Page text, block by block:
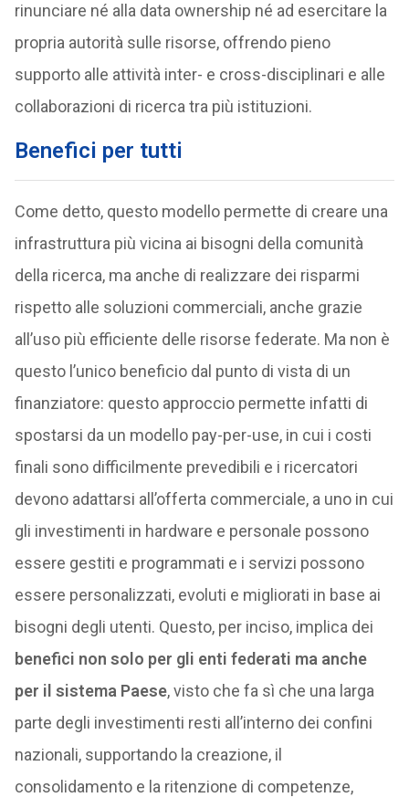
rinunciare né alla data ownership né ad esercitare la
propria autorità sulle risorse, offrendo pieno
supporto alle attività inter- e cross-disciplinari e alle
collaborazioni di ricerca tra più istituzioni.
Benefici per tutti
Come detto, questo modello permette di creare una
infrastruttura più vicina ai bisogni della comunità
della ricerca, ma anche di realizzare dei risparmi
rispetto alle soluzioni commerciali, anche grazie
all’uso più efficiente delle risorse federate. Ma non è
questo l’unico beneficio dal punto di vista di un
finanziatore: questo approccio permette infatti di
spostarsi da un modello pay-per-use, in cui i costi
finali sono difficilmente prevedibili e i ricercatori
devono adattarsi all’offerta commerciale, a uno in cui
gli investimenti in hardware e personale possono
essere gestiti e programmati e i servizi possono
essere personalizzati, evoluti e migliorati in base ai
bisogni degli utenti. Questo, per inciso, implica dei
benefici non solo per gli enti federati ma anche
per il sistema Paese, visto che fa sì che una larga
parte degli investimenti resti all’interno dei confini
nazionali, supportando la creazione, il
consolidamento e la ritenzione di competenze,